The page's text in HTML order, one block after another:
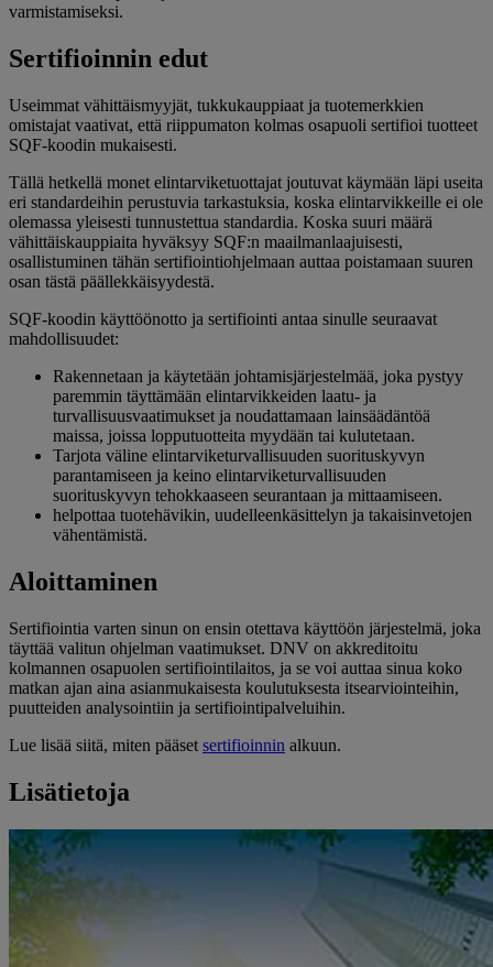
varmistamiseksi.
Sertifioinnin edut
Useimmat vähittäismyyjät, tukkukauppiaat ja tuotemerkkien
omistajat vaativat, että riippumaton kolmas osapuoli sertifioi tuotteet
SQF-koodin mukaisesti.
Tällä hetkellä monet elintarviketuottajat joutuvat käymään läpi useita
eri standardeihin perustuvia tarkastuksia, koska elintarvikkeille ei ole
olemassa yleisesti tunnustettua standardia. Koska suuri määrä
vähittäiskauppiaita hyväksyy SQF:n maailmanlaajuisesti,
osallistuminen tähän sertifiointiohjelmaan auttaa poistamaan suuren
osan tästä päällekkäisyydestä.
SQF-koodin käyttöönotto ja sertifiointi antaa sinulle seuraavat
mahdollisuudet:
Rakennetaan ja käytetään johtamisjärjestelmää, joka pystyy
paremmin täyttämään elintarvikkeiden laatu- ja
turvallisuusvaatimukset ja noudattamaan lainsäädäntöä
maissa, joissa lopputuotteita myydään tai kulutetaan.
Tarjota väline elintarviketurvallisuuden suorituskyvyn
parantamiseen ja keino elintarviketurvallisuuden
suorituskyvyn tehokkaaseen seurantaan ja mittaamiseen.
helpottaa tuotehävikin, uudelleenkäsittelyn ja takaisinvetojen
vähentämistä.
Aloittaminen
Sertifiointia varten sinun on ensin otettava käyttöön järjestelmä, joka
täyttää valitun ohjelman vaatimukset. DNV on akkreditoitu
kolmannen osapuolen sertifiointilaitos, ja se voi auttaa sinua koko
matkan ajan aina asianmukaisesta koulutuksesta itsearviointeihin,
puutteiden analysointiin ja sertifiointipalveluihin.
Lue lisää siitä, miten pääset sertifioinnin alkuun.
Lisätietoja